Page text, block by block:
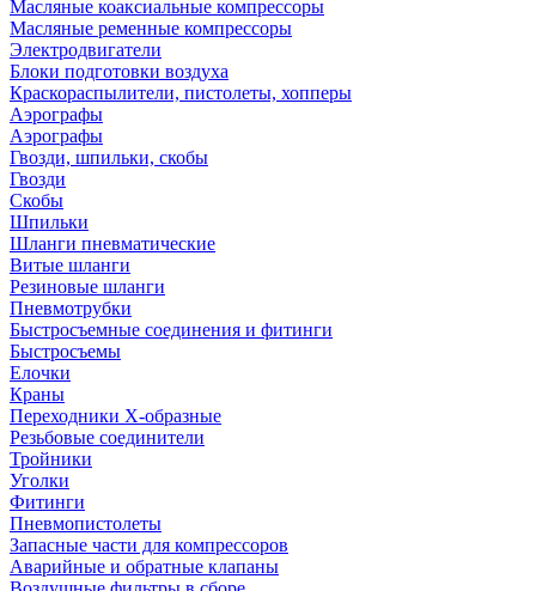
Масляные коаксиальные компрессоры
Масляные ременные компрессоры
Электродвигатели
Блоки подготовки воздуха
Краскораспылители, пистолеты, хопперы
Аэрографы
Аэрографы
Гвозди, шпильки, скобы
Гвозди
Скобы
Шпильки
Шланги пневматические
Витые шланги
Резиновые шланги
Пневмотрубки
Быстросъемные соединения и фитинги
Быстросъемы
Елочки
Краны
Переходники Х-образные
Резьбовые соединители
Тройники
Уголки
Фитинги
Пневмопистолеты
Запасные части для компрессоров
Аварийные и обратные клапаны